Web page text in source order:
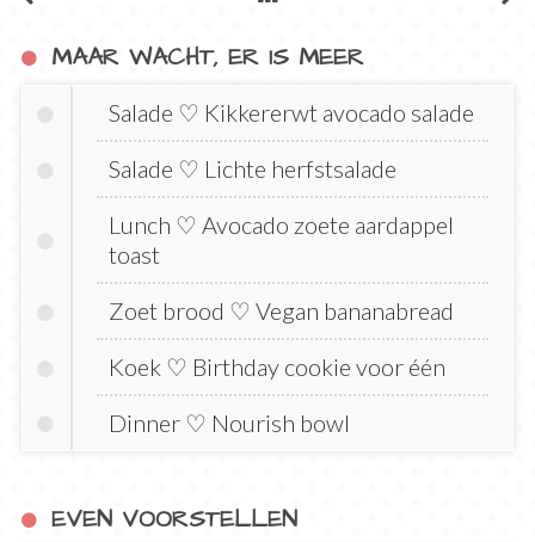
MAAR WACHT, ER IS MEER
Salade ♡ Kikkererwt avocado salade
Salade ♡ Lichte herfstsalade
Lunch ♡ Avocado zoete aardappel
toast
Zoet brood ♡ Vegan bananabread
Koek ♡ Birthday cookie voor één
Dinner ♡ Nourish bowl
EVEN VOORSTELLEN